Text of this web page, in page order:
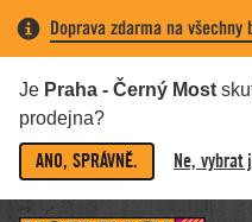
Doprava zdarma na všechny
Je Praha - Černý Most
prodejna?
ANO, SPRÁVNĚ. Ne, vybrat